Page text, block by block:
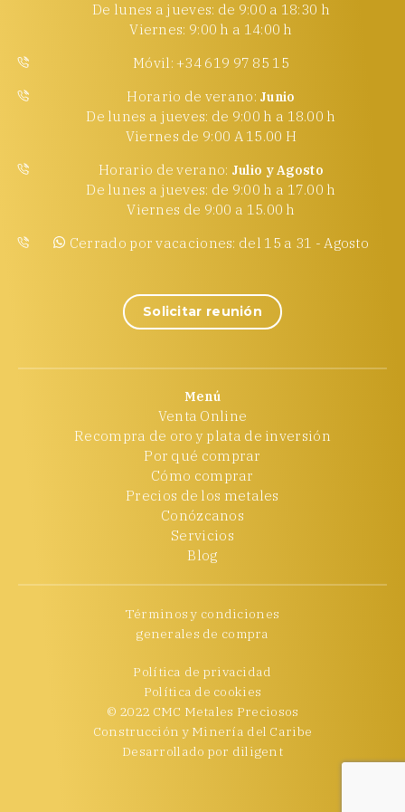
De lunes a jueves: de 9:00 a 18:30 h
Viernes: 9:00 h a 14:00 h
Móvil: +34 619 97 85 15
Horario de verano: Junio
De lunes a jueves: de 9:00 h a 18.00 h
Viernes de 9:00 A 15.00 H
Horario de verano: Julio y Agosto
De lunes a jueves: de 9:00 h a 17.00 h
Viernes de 9:00 a 15.00 h
Cerrado por vacaciones: del 15 a 31 - Agosto
Solicitar reunión
Menú
Venta Online
Recompra de oro y plata de inversión
Por qué comprar
Cómo comprar
Precios de los metales
Conózcanos
Servicios
Blog
Términos y condiciones
generales de compra
Política de privacidad
Política de cookies
© 2022 CMC Metales Preciosos
Construcción y Minería del Caribe
Desarrollado por diligent